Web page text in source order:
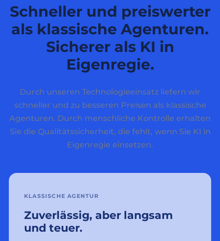
Schneller und preiswerter
als klassische Agenturen.
Sicherer als KI in
Eigenregie.
Durch unseren Technologieeinsatz liefern wir
schneller und zu besseren Preisen als klassische
Agenturen. Durch menschliche Kontrolle erhalten
Sie die Qualitätssicherheit, die fehlt, wenn Sie KI in
Eigenregie einsetzen.
KLASSISCHE AGENTUR
Zuverlässig, aber langsam
und teuer.